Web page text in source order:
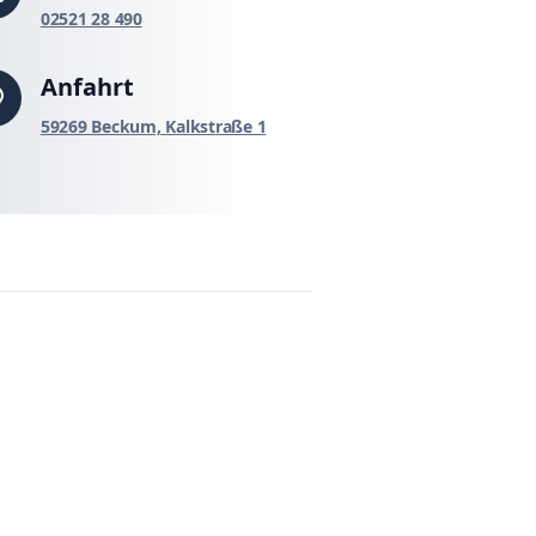
02521 28 490
Anfahrt
59269 Beckum, Kalkstraße 1